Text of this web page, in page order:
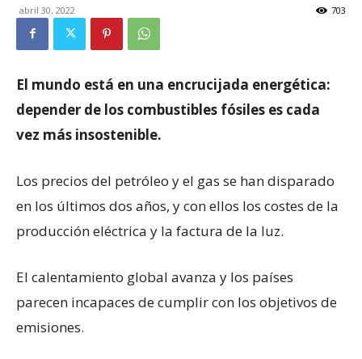
abril 30, 2022 703
El mundo está en una encrucijada energética:
depender de los combustibles fósiles es cada
vez más insostenible.
Los precios del petróleo y el gas se han disparado
en los últimos dos años, y con ellos los costes de la
producción eléctrica y la factura de la luz.
El calentamiento global avanza y los países
parecen incapaces de cumplir con los objetivos de
emisiones.